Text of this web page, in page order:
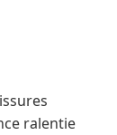
ralentie